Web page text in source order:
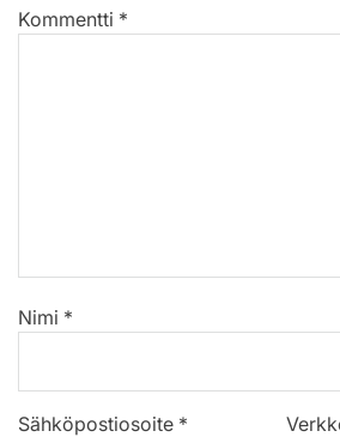
Kommentti *
Nimi *
Sähköpostiosoite *